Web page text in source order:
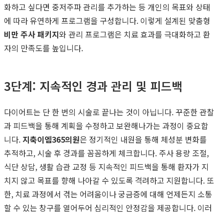
화하고 싶다면 중저주파 관리를 추가하는 등 개인의 목표와 상태
에 따라 유연하게 프로그램을 구성합니다. 이렇게 설계된 맞춤형
비만 주사 패키지와 관리 프로그램은 치료 효과를 극대화하고 환
자의 만족도를 높입니다.
3단계: 지속적인 경과 관리 및 피드백
다이어트는 단 한 번의 시술로 끝나는 것이 아닙니다. 꾸준한 관찰
과 피드백을 통해 계획을 수정하고 보완해나가는 과정이 중요합
니다. 지축이엠365의원은 정기적인 내원을 통해 체성분 변화를
추적하고, 시술 후 경과를 꼼꼼하게 체크합니다. 주사 용량 조절,
식단 상담, 생활 습관 교정 등 지속적인 피드백을 통해 환자가 지
치지 않고 목표를 향해 나아갈 수 있도록 격려하고 지원합니다. 또
한, 치료 과정에서 겪는 어려움이나 궁금증에 대해 언제든지 소통
할 수 있는 창구를 열어두어 심리적인 안정감을 제공합니다. 이러